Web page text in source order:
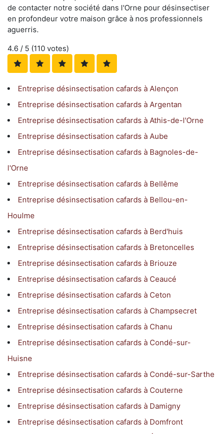
de contacter notre société dans l'Orne pour désinsectiser
en profondeur votre maison grâce à nos professionnels
aguerris.
4.6 / 5 (110 votes)
Entreprise désinsectisation cafards à Alençon
Entreprise désinsectisation cafards à Argentan
Entreprise désinsectisation cafards à Athis-de-l'Orne
Entreprise désinsectisation cafards à Aube
Entreprise désinsectisation cafards à Bagnoles-de-
l'Orne
Entreprise désinsectisation cafards à Bellême
Entreprise désinsectisation cafards à Bellou-en-
Houlme
Entreprise désinsectisation cafards à Berd'huis
Entreprise désinsectisation cafards à Bretoncelles
Entreprise désinsectisation cafards à Briouze
Entreprise désinsectisation cafards à Ceaucé
Entreprise désinsectisation cafards à Ceton
Entreprise désinsectisation cafards à Champsecret
Entreprise désinsectisation cafards à Chanu
Entreprise désinsectisation cafards à Condé-sur-
Huisne
Entreprise désinsectisation cafards à Condé-sur-Sarthe
Entreprise désinsectisation cafards à Couterne
Entreprise désinsectisation cafards à Damigny
Entreprise désinsectisation cafards à Domfront